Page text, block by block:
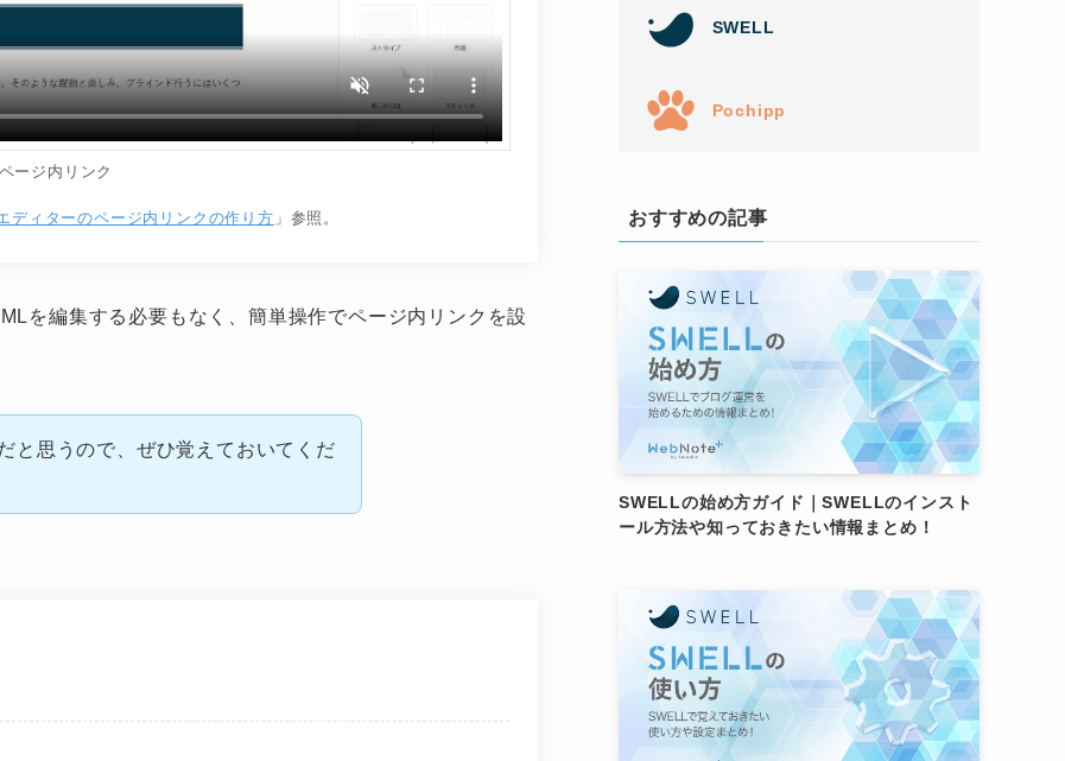
ページ内リンク
ディターのページ内リンクの作り方 」参照。
を編集する必要もなく、簡単操作でページ内リンクを設
と思うので、ぜひ覚えておいてくだ
SWELL
Pochipp
おすすめの記事
SWELLの始め方ガイド｜SWELLのインスト
ール方法や知っておきたい情報まとめ！